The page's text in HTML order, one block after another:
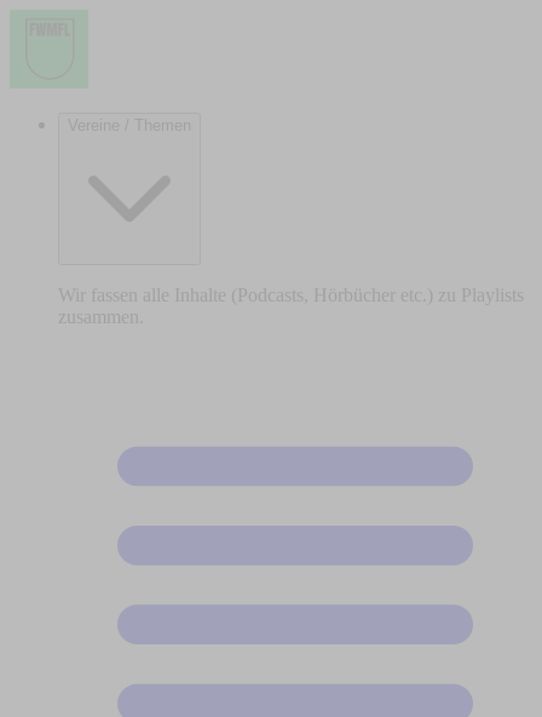
Vereine / Themen
Wir fassen alle Inhalte (Podcasts, Hörbücher etc.) zu Playlists
zusammen.